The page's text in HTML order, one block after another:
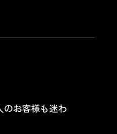
のお客様も迷わ